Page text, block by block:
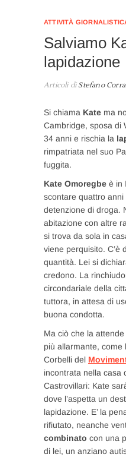
ATTIVITÀ
Salviamo
lapidazione
Articoli diStefano
Si chiama Kate ma
Cambridge, sposa di
34 anni e rischia la
rimpatriata nel suo
fuggita.
Kate Omoregbe è in
scontare quattro
detenzione di droga.
abitazione con altre
si trova da sola in
viene perquisito. C’è
quantità. Lei si
credono. La
circondariale della
tuttora, in attesa di
buona condotta.
Ma ciò che la
più allarmante,
Corbelli del
incontrata nella casa
Castrovillari: Kate
dove l’aspetta un
lapidazione. E’ la
rifiutato, neanche
combinato con una
di lei, un anziano